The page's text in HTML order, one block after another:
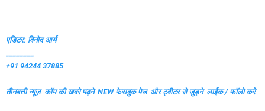
एडिटर: विनोद आर्य
________
+91 94244 37885
तीनबत्ती न्यूज़. कॉम की खबरे पढ़नेNEW फेसबुक पेज और ट्वीटर से जुड़ने लाईक / फॉलो करे